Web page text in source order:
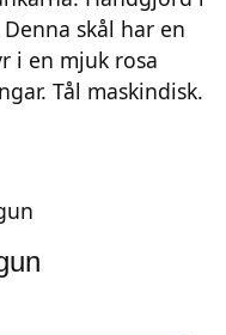
skål har en
i en mjuk rosa
Tål maskindisk.